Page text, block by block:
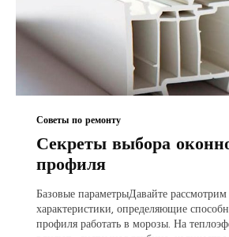
Советы по ремонту
Секреты выбора
профиля
Базовые параметрыДавайте
характеристики, определяющие
профиля работать в морозы. На